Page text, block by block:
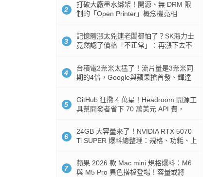
2
打破大廠墨水綁架！開源、無 DRM 限
制的「Open Printer」概念機亮相
3
記憶體漲太兇連老闆都怕了？SK海力士
竟然認了價格「不正常」：再漲下去不
4
台積電2奈米太猛了！流片量是3奈米同
期的4倍，Google與蘋果搶首發、輝達
5
GitHub 狂攬 4 萬星！Headroom 開源工
具幫開發者省下 70 萬美元 API 費，
6
24GB 大容量來了！NVIDIA RTX 5070
Ti SUPER 爆料總整理：規格、功耗、上
7
蘋果 2026 款 Mac mini 規格爆料：M6
與 M5 Pro 異色搭檔登場！容量或將